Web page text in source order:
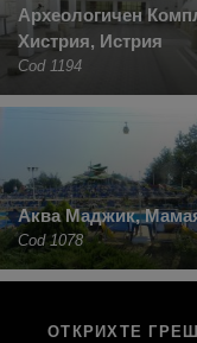
Археологичен
Хистрия, Истрия
Cod 1194
Аква Маджик,
Cod 1078
ОТКРИХТЕ